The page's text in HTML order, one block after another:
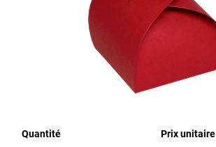
Quantité Prix unitaire